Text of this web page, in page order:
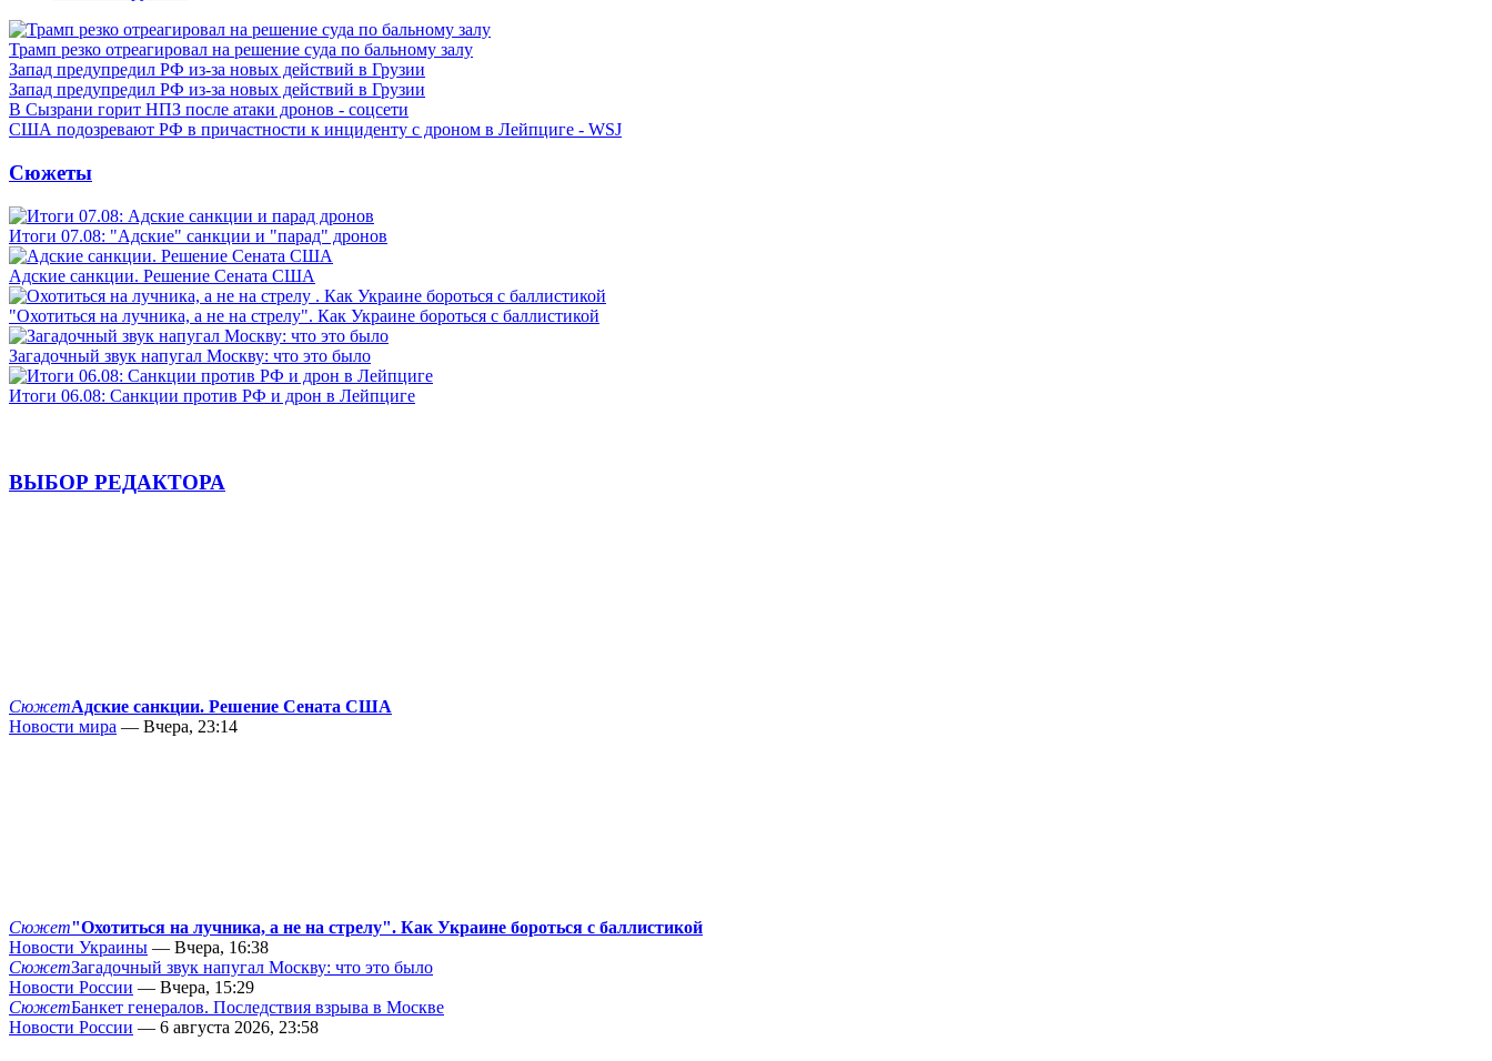
Трамп резко отреагировал на решение суда по бальному залу
Запад предупредил РФ из-за новых действий в Грузии
Запад предупредил РФ из-за новых действий в Грузии
В Сызрани горит НПЗ после атаки дронов - соцсети
США подозревают РФ в причастности к инциденту с дроном в Лейпциге - WSJ
Сюжеты
Итоги 07.08: "Адские" санкции и "парад" дронов
Адские санкции. Решение Сената США
"Охотиться на лучника, а не на стрелу". Как Украине бороться с баллистикой
Загадочный звук напугал Москву: что это было
Итоги 06.08: Санкции против РФ и дрон в Лейпциге
ВЫБОР РЕДАКТОРА
СюжетАдские санкции. Решение Сената США
Новости мира — Вчера, 23:14
Сюжет"Охотиться на лучника, а не на стрелу". Как Украине бороться с баллистикой
Новости Украины — Вчера, 16:38
СюжетЗагадочный звук напугал Москву: что это было
Новости России — Вчера, 15:29
СюжетБанкет генералов. Последствия взрыва в Москве
Новости России — 6 августа 2026, 23:58